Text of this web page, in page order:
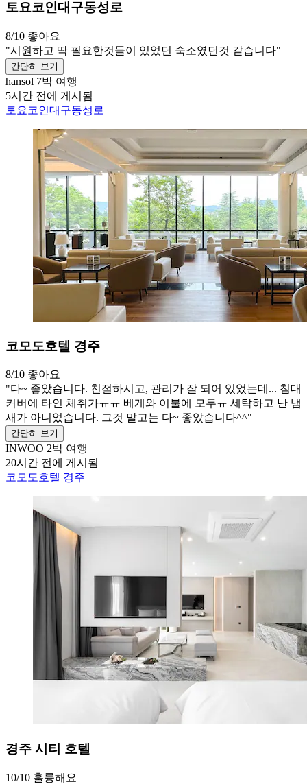
토요코인대구동성로
8/10 좋아요
"시원하고 딱 필요한것들이 있었던 숙소였던것 같습니다"
간단히 보기
hansol 7박 여행
5시간 전에 게시됨
토요코인대구동성로
코모도호텔 경주
8/10 좋아요
"다~ 좋았습니다. 친절하시고, 관리가 잘 되어 있었는데... 침대
커버에 타인 체취가ㅠㅠ 베게와 이불에 모두ㅠ 세탁하고 난 냄
새가 아니었습니다. 그것 말고는 다~ 좋았습니다^^"
간단히 보기
INWOO 2박 여행
20시간 전에 게시됨
코모도호텔 경주
경주 시티 호텔
10/10 훌륭해요